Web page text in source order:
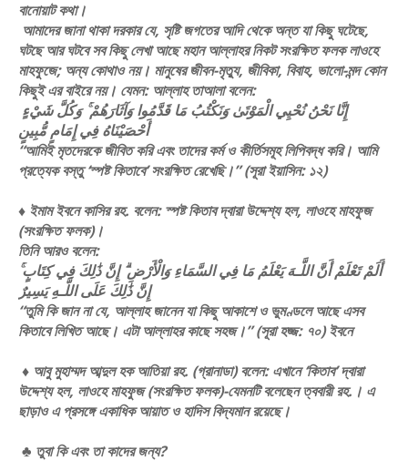
বানোয়াট কথা।
আমাদের জানা থাকা দরকার যে, সৃষ্টি জগতের আদি থেকে অন্ত যা কিছু ঘটেছে,
ঘটছে আর ঘটবে সব কিছু লেখা আছে মহান আল্লাহর নিকট সংরক্ষিত ফলক লাওহে
মাহফুজে; অন্য কোথাও নয়। মানুষের জীবন-মৃত্যু, জীবিকা, বিবাহ, ভালো-মন্দ কোন
কিছুই এর বাইরে নয়। যেমন: আল্লাহ তাআলা বলেন:
أَحْصَيْنَاهُ فِي إِمَامٍ مُّبِينٍ
“আমিই মৃতদেরকে জীবিত করি এবং তাদের কর্ম ও কীর্তিসমূহ লিপিবদ্ধ করি। আমি
প্রত্যেক বস্তু ‘স্পষ্ট কিতাবে’ সংরক্ষিত রেখেছি।” (সূরা ইয়াসিন: ১২)
♦ ইমাম ইবনে কাসির রহ. বলেন: স্পষ্ট কিতাব দ্বারা উদ্দেশ্য হল, লাওহে মাহফুজ
(সংরক্ষিত ফলক)।
তিনি আরও বলেন:
أَلَمْ تَعْلَمْ أَنَّ اللَّـهَ يَعْلَمُ مَا فِي السَّمَاءِ وَالْأَرْضِ ۗ إِنَّ ذَٰلِكَ فِي كِتَابٍ ۚ
إِنَّ ذَٰلِكَ عَلَى اللَّـهِ يَسِيرٌ
“তুমি কি জান না যে, আল্লাহ জানেন যা কিছু আকাশে ও ভুমণ্ডলে আছে এসব
কিতাবে লিখিত আছে। এটা আল্লাহর কাছে সহজ।” (সূরা হজ্জ: ৭০) ইবনে
♦ আবু মুহাম্মদ আব্দুল হক আতিয়া রহ. (গ্রানাডা) বলেন: এখানে ‘কিতাব’ দ্বারা
উদ্দেশ্য হল, লাওহে মাহফুজ (সংরক্ষিত ফলক)-যেমনটি বলেছেন ত্ববারী রহ.। এ
ছাড়াও এ প্রসঙ্গে একাধিক আয়াত ও হাদিস বিদ্যমান রয়েছে।
♣ তুবা কি এবং তা কাদের জন্য?